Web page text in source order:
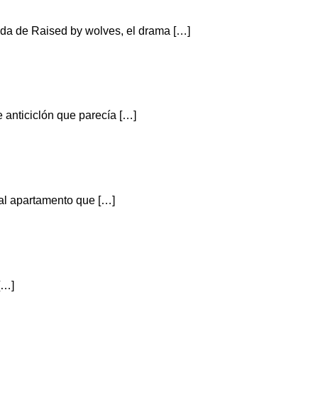
de Raised by wolves, el drama […]
anticiclón que parecía […]
apartamento que […]